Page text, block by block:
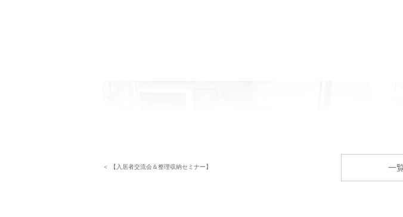
＜ 【入居者交流会＆整理収納セミナー】 一